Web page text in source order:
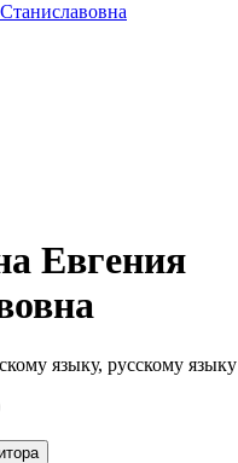
Евгения
языку, русскому языку